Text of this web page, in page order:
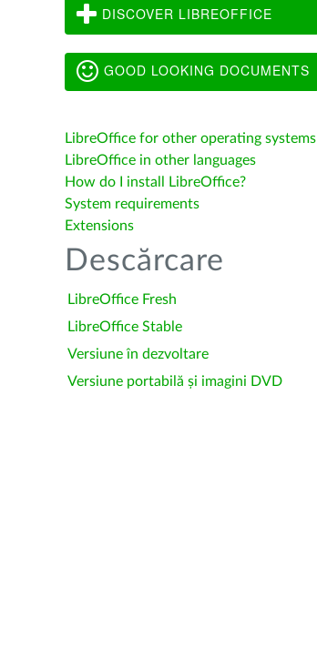
DISCOVER LIBREOFFICE
GOOD LOOKING DOCUMENTS
LibreOffice for other operating systems
LibreOffice in other languages
How do I install LibreOffice?
System requirements
Extensions
Descărcare
LibreOffice Fresh
LibreOffice Stable
Versiune în dezvoltare
Versiune portabilă și imagini DVD